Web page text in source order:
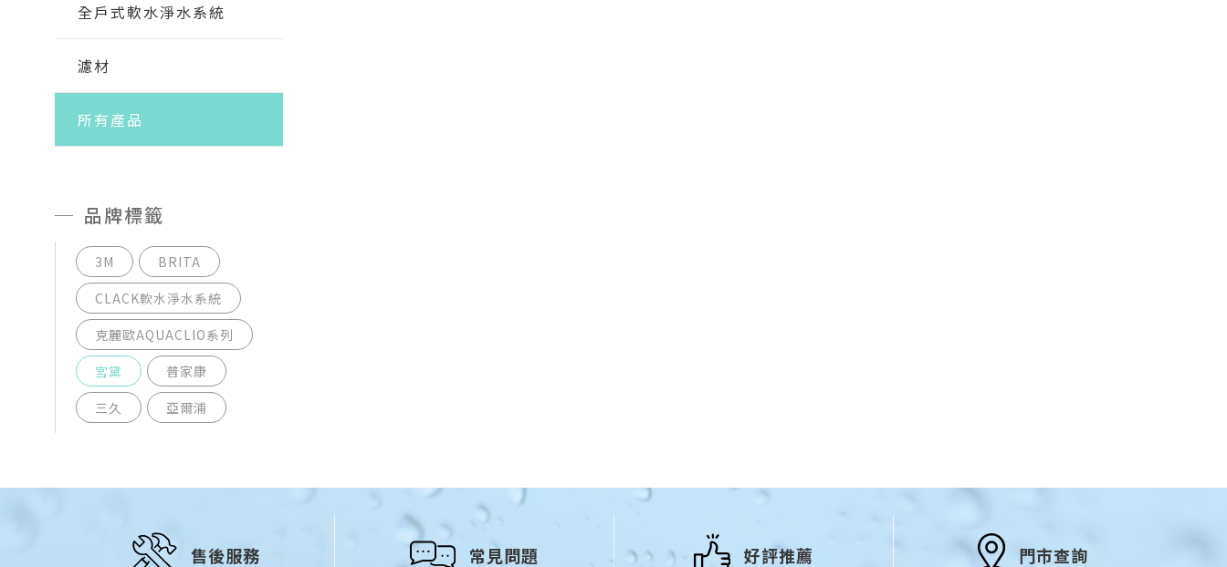
全戶式軟水淨水系統
濾材
所有產品
品牌標籤
3M
BRITA
CLACK軟水淨水系統
克麗歐AQUACLIO系列
宮黛
普家康
三久
亞爾浦
售後服務 常見問題 好評推薦 門市查詢